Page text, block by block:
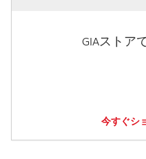
GIAストア
今すぐシ